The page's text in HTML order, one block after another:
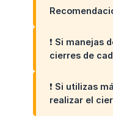
❗ Si
cierres de
❗ Si utilizas
realizar el